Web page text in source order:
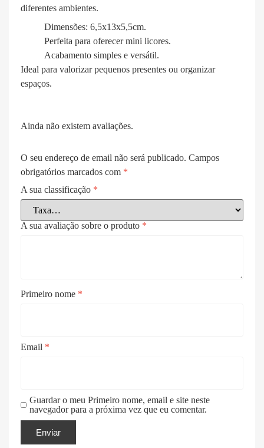
diferentes ambientes.
Dimensões: 6,5x13x5,5cm.
Perfeita para oferecer mini licores.
Acabamento simples e versátil.
Ideal para valorizar pequenos presentes ou organizar
espaços.
Ainda não existem avaliações.
O seu endereço de email não será publicado. Campos
obrigatórios marcados com *
A sua classificação *
A sua avaliação sobre o produto *
Primeiro nome *
Email *
Guardar o meu Primeiro nome, email e site neste
navegador para a próxima vez que eu comentar.